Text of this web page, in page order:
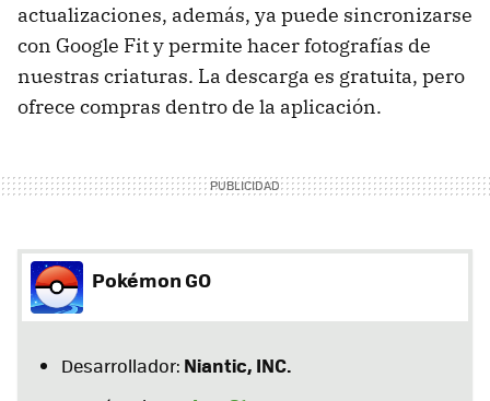
actualizaciones, además, ya puede sincronizarse
con Google Fit y permite hacer fotografías de
nuestras criaturas. La descarga es gratuita, pero
ofrece compras dentro de la aplicación.
Pokémon GO
Desarrollador: Niantic, INC.